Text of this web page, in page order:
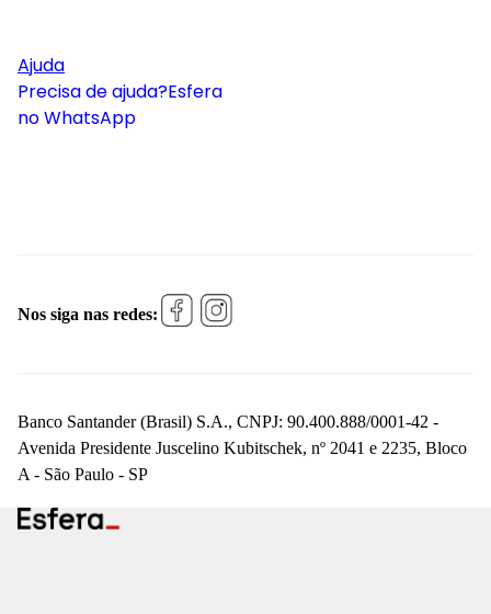
Ajuda
Precisa de ajuda?Esfera
no WhatsApp
Nos siga nas redes:
Banco Santander (Brasil) S.A., CNPJ: 90.400.888/0001-42 -
Avenida Presidente Juscelino Kubitschek, nº 2041 e 2235, Bloco
A - São Paulo - SP